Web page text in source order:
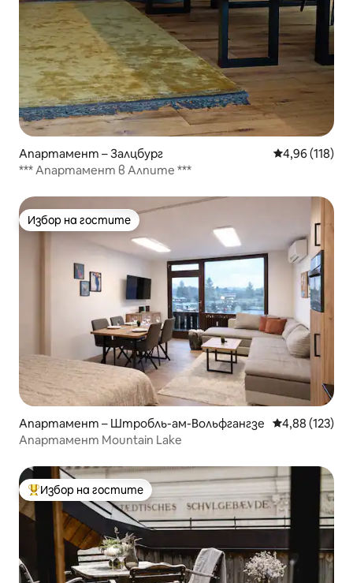
Апартамент – Залцбург Средна
4,96 (118)
*** Апартамент в Алпите ***
Избор на гостите
Избор на гостите
Апартамент – Штробль-ам-Вольфгангзе Средна
4,88 (123)
Апартамент Mountain Lake
Най-популярен избор на гостите
Избор на гостите